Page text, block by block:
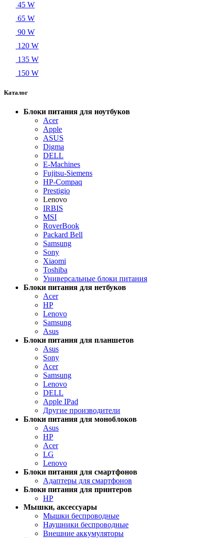
45 W
65 W
90 W
120 W
135 W
150 W
Каталог
Блоки питания для ноутбуков
Acer
Apple
ASUS
Digma
DELL
E-Machines
Fujitsu-Siemens
HP-Compaq
Prestigio
Lenovo
IRBIS
MSI
RoverBook
Packard Bell
Samsung
Sony
Xiaomi
Toshiba
Универсальные блоки питания
Блоки питания для нетбуков
Acer
HP
Lenovo
Samsung
Asus
Блоки питания для планшетов
Asus
Sony
Acer
Samsung
Lenovo
DELL
Apple IPad
Другие производители
Блоки питания для моноблоков
Asus
HP
Acer
LG
Lenovo
Блоки питания для смартфонов
Адаптеры для смартфонов
Блоки питания для принтеров
HP
Мышки, аксессуары
Мышки беспроводные
Наушники беспроводные
Внешние аккумуляторы